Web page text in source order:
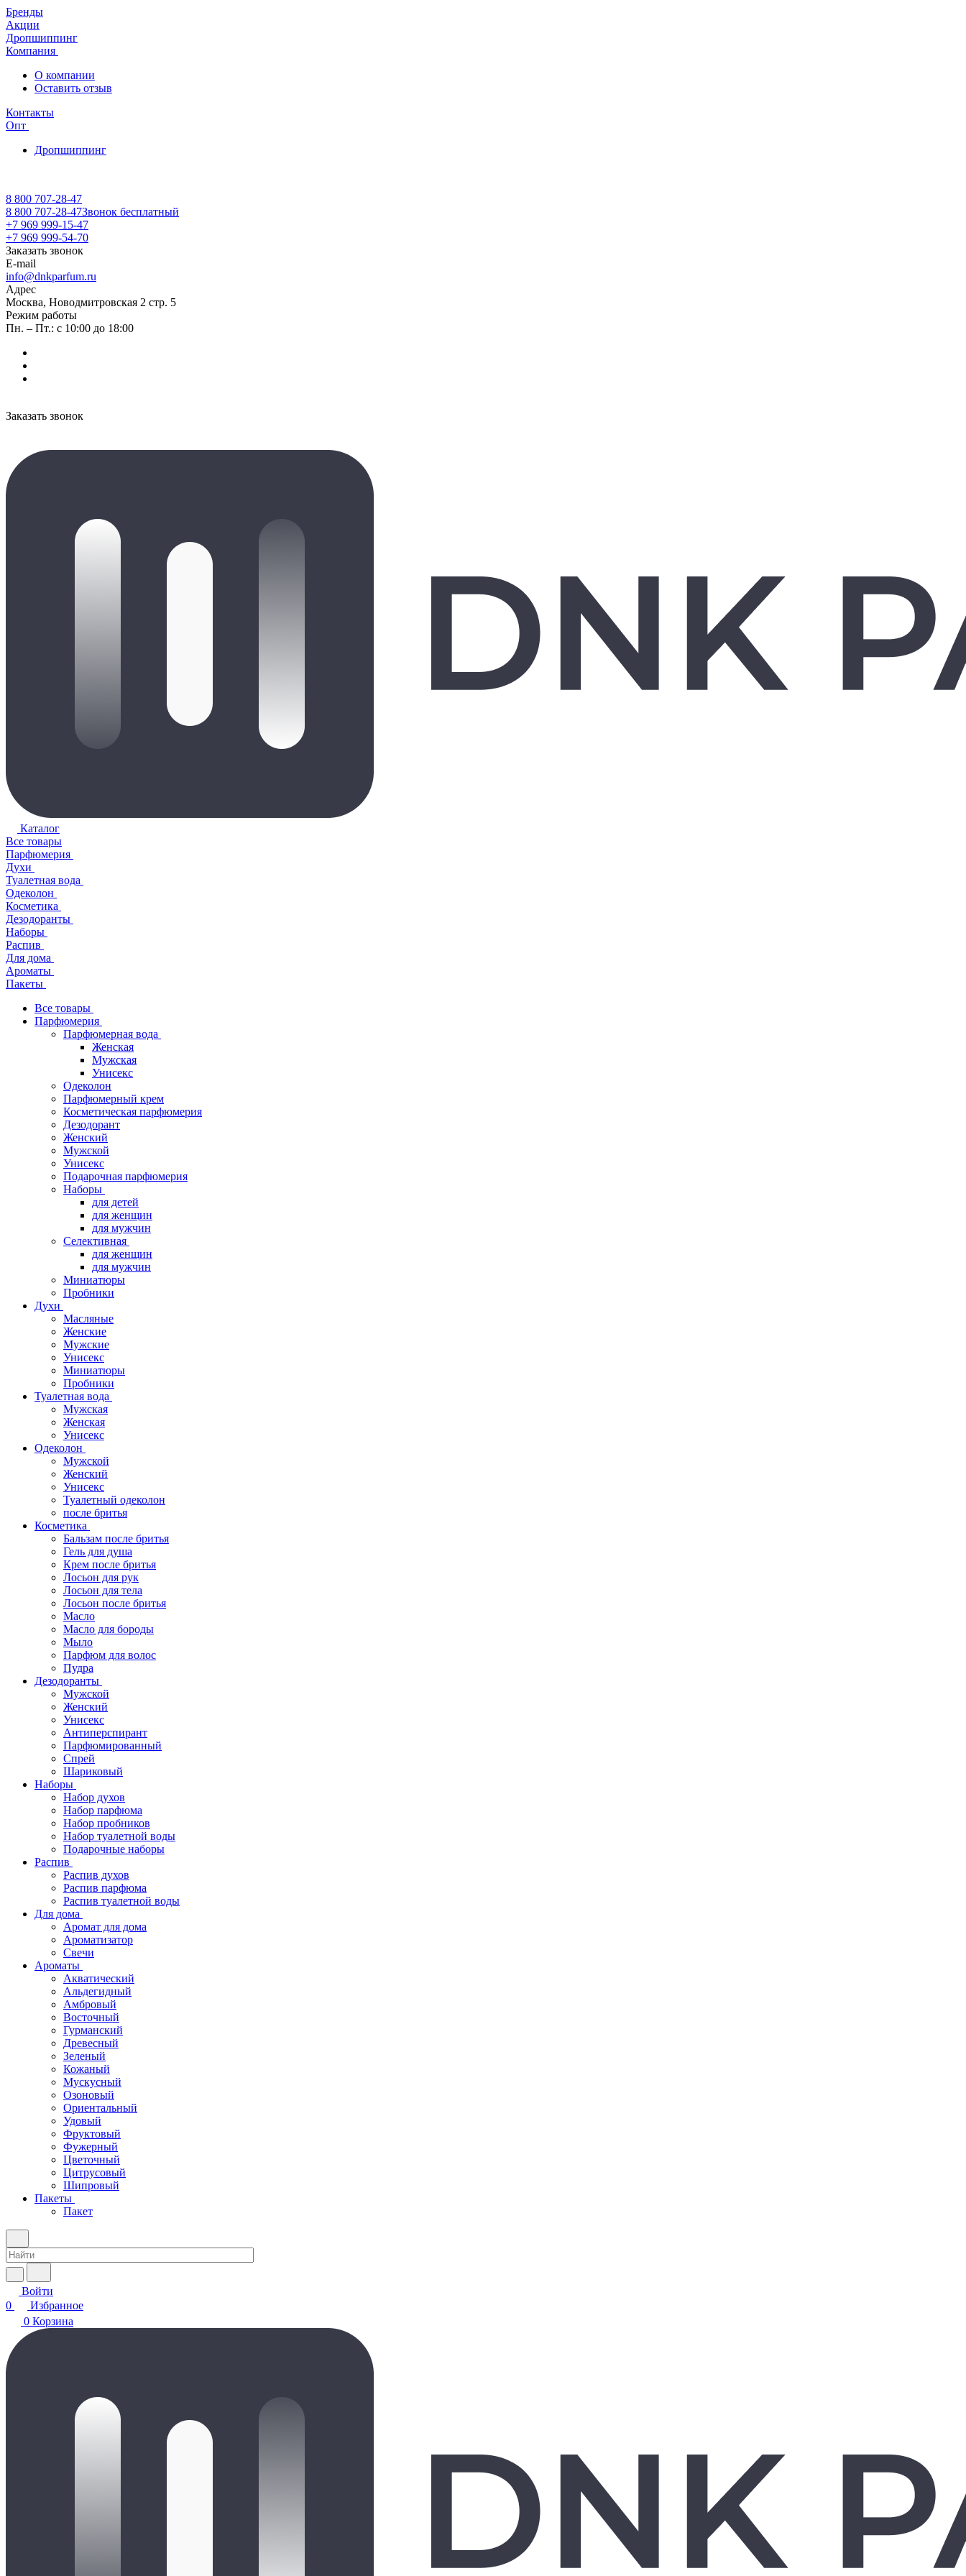
Бренды
Акции
Дропшиппинг
Компания
О компании
Оставить отзыв
Контакты
Опт
Дропшиппинг
8 800 707-28-47
8 800 707-28-47Звонок бесплатный
+7 969 999-15-47
+7 969 999-54-70
Заказать звонок
E-mail
info@dnkparfum.ru
Адрес
Москва, Новодмитровская 2 стр. 5
Режим работы
Пн. – Пт.: с 10:00 до 18:00
Заказать звонок
Каталог
Все товары
Парфюмерия
Духи
Туалетная вода
Одеколон
Косметика
Дезодоранты
Наборы
Распив
Для дома
Ароматы
Пакеты
Все товары
Парфюмерия
Парфюмерная вода
Женская
Мужская
Унисекс
Одеколон
Парфюмерный крем
Косметическая парфюмерия
Дезодорант
Женский
Мужской
Унисекс
Подарочная парфюмерия
Наборы
для детей
для женщин
для мужчин
Селективная
для женщин
для мужчин
Миниатюры
Пробники
Духи
Масляные
Женские
Мужские
Унисекс
Миниатюры
Пробники
Туалетная вода
Мужская
Женская
Унисекс
Одеколон
Мужской
Женский
Унисекс
Туалетный одеколон
после бритья
Косметика
Бальзам после бритья
Гель для душа
Крем после бритья
Лосьон для рук
Лосьон для тела
Лосьон после бритья
Масло
Масло для бороды
Мыло
Парфюм для волос
Пудра
Дезодоранты
Мужской
Женский
Унисекс
Антиперспирант
Парфюмированный
Спрей
Шариковый
Наборы
Набор духов
Набор парфюма
Набор пробников
Набор туалетной воды
Подарочные наборы
Распив
Распив духов
Распив парфюма
Распив туалетной воды
Для дома
Аромат для дома
Ароматизатор
Свечи
Ароматы
Акватический
Альдегидный
Амбровый
Восточный
Гурманский
Древесный
Зеленый
Кожаный
Мускусный
Озоновый
Ориентальный
Удовый
Фруктовый
Фужерный
Цветочный
Цитрусовый
Шипровый
Пакеты
Пакет
Войти
0
Избранное
0 Корзина